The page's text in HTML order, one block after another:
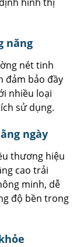
năng
nét tinh
đảm bảo đầy
nhiều loại
sử dụng.
ngày
thương hiệu
cao trải
minh, dễ
độ bền trong